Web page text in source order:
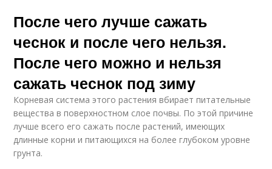
После чего лучше сажать
чеснок и после чего нельзя.
После чего можно и нельзя
сажать чеснок под зиму
Корневая система этого растения вбирает питательные
вещества в поверхностном слое почвы. По этой причине
лучше всего его сажать после растений, имеющих
длинные корни и питающихся на более глубоком уровне
грунта.